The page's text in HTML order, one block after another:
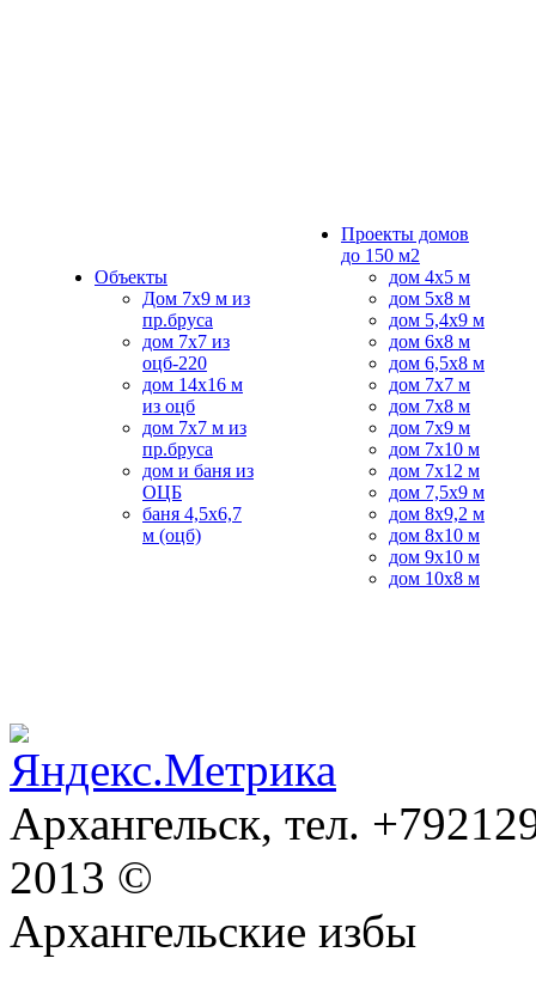
Объекты
Дом 7х9 м из
пр.бруса
дом 7х7 из
оцб-220
дом 14х16 м
из оцб
дом 7х7 м из
пр.бруса
дом и баня из
ОЦБ
баня 4,5х6,7
м (оцб)
Проекты домов
до 150 м2
дом 4х5 м
дом 5x8 м
дом 5,4х9 м
дом 6х8 м
дом 6,5x8 м
дом 7x7 м
дом 7x8 м
дом 7х9 м
дом 7х10 м
дом 7х12 м
дом 7,5х9 м
дом 8х9,2 м
дом 8x10 м
дом 9х10 м
дом 10х8 м
Архангельск, тел.
2013 ©
Архангельские избы